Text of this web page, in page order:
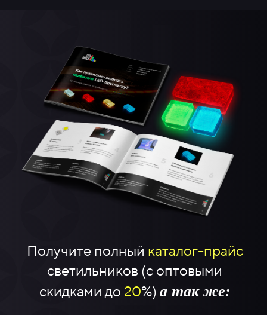
Получите полный каталог-прайс
светильников (с оптовыми
скидками до 20%) а так же: